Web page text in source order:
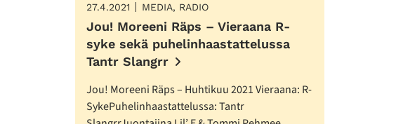
27.4.2021 MEDIA, RADIO
Jou! Moreeni Räps – Vieraana R-
syke sekä puhelinhaastattelussa
Tantr Slangrr
Jou! Moreeni Räps – Huhtikuu 2021 Vieraana: R-
SykePuhelinhaastattelussa: Tantr